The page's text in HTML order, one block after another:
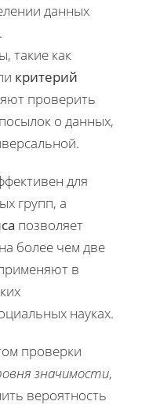
данных
такие как
критерий
проверить
о данных,
для
групп, а
позволяет
более чем две
в
науках.
проверки
значимости,
вероятность